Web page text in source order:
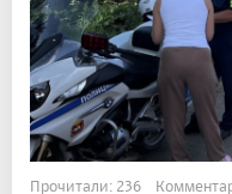
Прочитали: 236